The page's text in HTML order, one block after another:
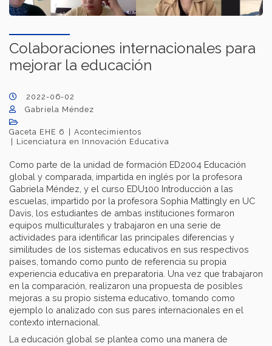
Colaboraciones internacionales para
mejorar la educación
2022-06-02
Gabriela Méndez
Gaceta EHE 6
Acontecimientos
Licenciatura en Innovación Educativa
Como parte de la unidad de formación ED2004 Educación
global y comparada, impartida en inglés por la profesora
Gabriela Méndez, y el curso EDU100 Introducción a las
escuelas, impartido por la profesora Sophia Mattingly en UC
Davis, los estudiantes de ambas instituciones formaron
equipos multiculturales y trabajaron en una serie de
actividades para identificar las principales diferencias y
similitudes de los sistemas educativos en sus respectivos
países, tomando como punto de referencia su propia
experiencia educativa en preparatoria. Una vez que trabajaron
en la comparación, realizaron una propuesta de posibles
mejoras a su propio sistema educativo, tomando como
ejemplo lo analizado con sus pares internacionales en el
contexto internacional.
La educación global se plantea como una manera de